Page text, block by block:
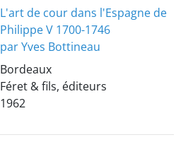
L'art de cour dans l'Espagne de
Philippe V 1700-1746
par Yves Bottineau
Bordeaux
Féret & fils, éditeurs
1962